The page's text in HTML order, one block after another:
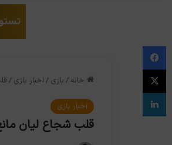
خانه / بازی / اخبار بازی /
اخبار بازی
قلب شجاع لیان
فیس بوک
X
لینکدین